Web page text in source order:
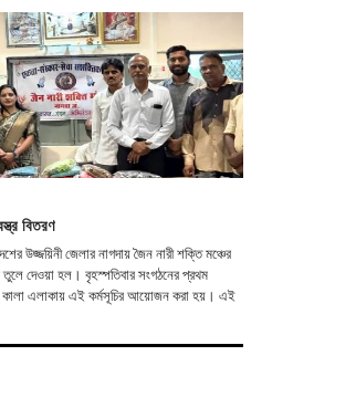
বিতরণ
উজ্জয়িনী জেলার নাগদায় জৈন নারী শক্তি মঞ্চের
তুলে দেওয়া হল। বৃহস্পতিবার সংগঠনের প্রথম
এলাকায় এই কর্মসূচির আয়োজন করা হয়। এই